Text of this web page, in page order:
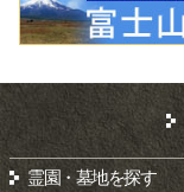
霊園・墓地を探す